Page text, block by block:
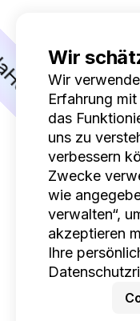
Hoppla
Wir
Wir
Erfahrung
das
uns zu
verbessern
Zwecke
wie
verwalten“,
akzeptieren
Ihre